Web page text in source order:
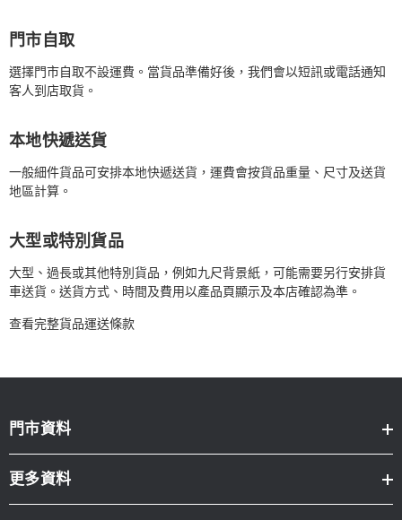
門市自取
選擇門市自取不設運費。當貨品準備好後，我們會以短訊或電話通知
客人到店取貨。
本地快遞送貨
一般細件貨品可安排本地快遞送貨，運費會按貨品重量、尺寸及送貨
地區計算。
大型或特別貨品
大型、過長或其他特別貨品，例如九尺背景紙，可能需要另行安排貨
車送貨。送貨方式、時間及費用以產品頁顯示及本店確認為準。
查看完整貨品運送條款
門市資料
更多資料